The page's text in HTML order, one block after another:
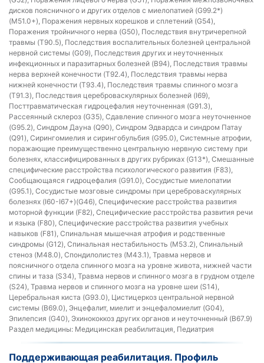
дисков поясничного и других отделов с миелопатией (G99.2*)
(M51.0+), Поражения нервных корешков и сплетений (G54),
Поражения тройничного нерва (G50), Последствия внутричерепной
травмы (T90.5), Последствия воспалительных болезней центральной
нервной системы (G09), Последствия других и неуточненных
инфекционных и паразитарных болезней (B94), Последствия травмы
нерва верхней конечности (T92.4), Последствия травмы нерва
нижней конечности (T93.4), Последствия травмы спинного мозга
(T91.3), Последствия цереброваскулярных болезней (I69),
Посттравматическая гидроцефалия неуточненная (G91.3),
Рассеянный склероз (G35), Сдавление спинного мозга неуточненное
(G95.2), Синдром Дауна (Q90), Синдром Эдвардса и синдром Патау
(Q91), Сирингомиелия и сирингобульбия (G95.0), Системные атрофии,
поражающие преимущественно центральную нервную систему при
болезнях, классифицированных в других рубриках (G13*), Смешанные
специфические расстройства психологического развития (F83),
Сообщающаяся гидроцефалия (G91.0), Сосудистые миелопатии
(G95.1), Сосудистые мозговые синдромы при цереброваскулярных
болезнях (I60-I67+)(G46), Специфические расстройства развития
моторной функции (F82), Специфические расстройства развития речи
и языка (F80), Специфические расстройства развития учебных
навыков (F81), Спинальная мышечная атрофия и родственные
синдромы (G12), Спинальная нестабильность (M53.2), Спинальный
стеноз (M48.0), Спондилолистез (M43.1), Травма нервов и
поясничного отдела спинного мозга на уровне живота, нижней части
спины и таза (S34), Травма нервов и спинного мозга в грудном отделе
(S24), Травма нервов и спинного мозга на уровне шеи (S14),
Церебральная киста (G93.0), Цистицеркоз центральной нервной
системы (B69.0), Энцефалит, миелит и энцефаломиелит (G04),
Эпилепсия (G40), Эхинококкоз других органов и неуточненный (B67.9)
Раздел медицины: Медицинская реабилитация, Педиатрия
Поддерживающая реабилитация. Профиль